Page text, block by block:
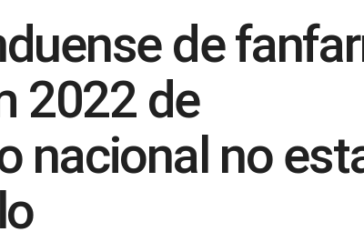
de
2022 de
nacional no